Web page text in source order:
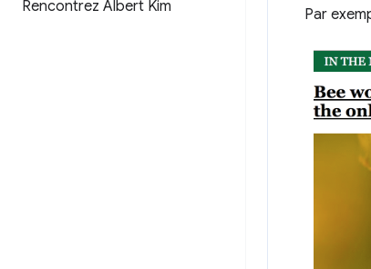
Rencontrez Albert Kim Par